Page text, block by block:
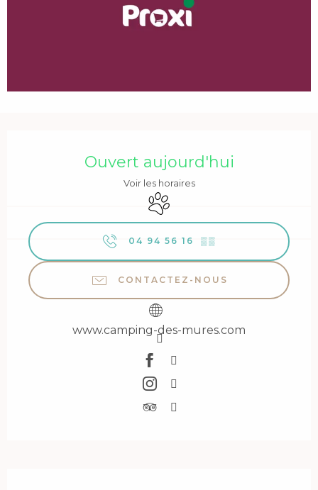
Ouvert aujourd'hui
Voir les horaires
Animaux acceptés
04 94 56 16 ▒▒
CONTACTEZ-NOUS
www.camping-des-mures.com